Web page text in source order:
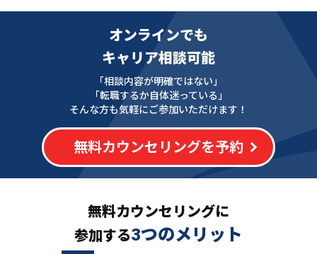
オンラインでも
キャリア相談可能
「相談内容が明確ではない」
「転職するか自体迷っている」
そんな方も気軽にご参加いただけます！
無料カウンセリングを予約
無料カウンセリングに
参加する3つのメリット